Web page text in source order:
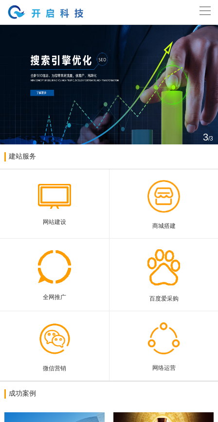
导
网站首页
关于开启
主营业务
精英团体
工作机会
3/3
建站服务
网站建设
商城搭建
全网推广 百度爱采购
微信营销 网络运营
成功案例